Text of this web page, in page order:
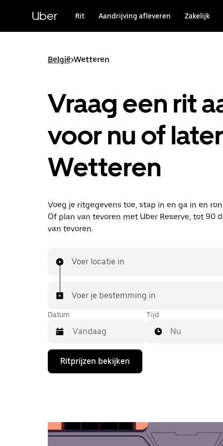
hoofdinhoudUber Rit Aandrijving afleveren Zakelijk
België>Wetteren
Vraag een rit
voor nu of
Wetteren
Voeg je ritgegevens toe, stap in en ga in en
Of plan van tevoren met Uber Reserve, tot 90
van tevoren.
Voer locatie in
Voer je bestemming in
Datum
Druk
de
te
openen
Tijd
Nu
Ritprijzen bekijken